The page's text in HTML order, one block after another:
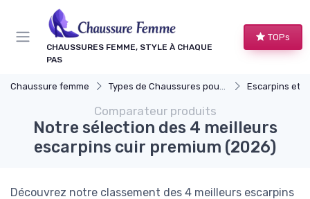
CHAUSSURES FEMME, STYLE À CHAQUE
PAS
TOPs
Chaussure femme Types de Chaussures pour Femmes Escarpins et
Comparateur produits
Notre sélection des 4 meilleurs
escarpins cuir premium (2026)
Découvrez notre classement des 4 meilleurs escarpins
Panneau de gestion des cookies